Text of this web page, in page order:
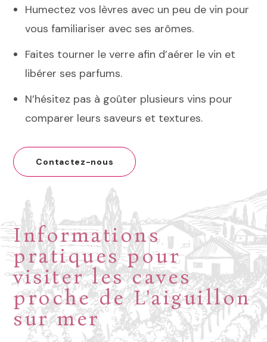
Humectez vos lèvres avec un peu de vin pour
vous familiariser avec ses arômes.
Faites tourner le verre afin d’aérer le vin et
libérer ses parfums.
N’hésitez pas à goûter plusieurs vins pour
comparer leurs saveurs et textures.
Contactez-nous
Informations
pratiques pour
visiter les caves
proche de L'aiguillon
sur mer